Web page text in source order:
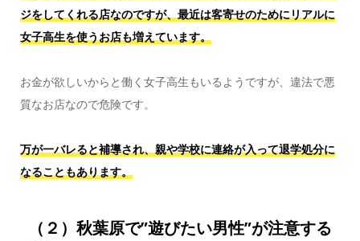
ジをしてくれる店なのですが、最近は客寄せのためにリアルに
女子高生を使うお店も増えています。
お金が欲しいからと働く女子高生もいるようですが、違法で悪
質なお店なので危険です。
万が一バレると補導され、親や学校に連絡が入って退学処分に
なることもあります。
（２）秋葉原で”遊びたい男性”が注意する